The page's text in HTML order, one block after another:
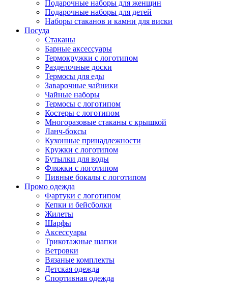
Подарочные наборы для женщин
Подарочные наборы для детей
Наборы стаканов и камни для виски
Посуда
Стаканы
Барные аксессуары
Термокружки с логотипом
Разделочные доски
Термосы для еды
Заварочные чайники
Чайные наборы
Термосы с логотипом
Костеры с логотипом
Многоразовые стаканы с крышкой
Ланч-боксы
Кухонные принадлежности
Кружки с логотипом
Бутылки для воды
Фляжки с логотипом
Пивные бокалы с логотипом
Промо одежда
Фартуки с логотипом
Кепки и бейсболки
Жилеты
Шарфы
Аксессуары
Трикотажные шапки
Ветровки
Вязаные комплекты
Детская одежда
Спортивная одежда